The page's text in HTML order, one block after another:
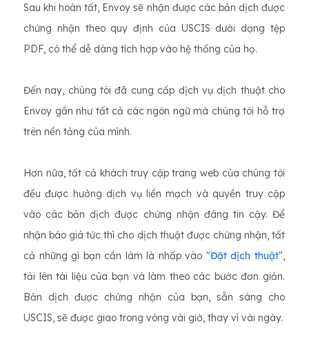
Sau khi hoàn tất, Envoy sẽ nhận được các bản dịch được
chứng nhận theo quy định của USCIS dưới dạng tệp
PDF, có thể dễ dàng tích hợp vào hệ thống của họ.
Đến nay, chúng tôi đã cung cấp dịch vụ dịch thuật cho
Envoy gần như tất cả các ngôn ngữ mà chúng tôi hỗ trợ
trên nền tảng của mình.
Hơn nữa, tất cả khách truy cập trang web của chúng tôi
đều được hưởng dịch vụ liền mạch và quyền truy cập
vào các bản dịch được chứng nhận đáng tin cậy. Để
nhận báo giá tức thì cho dịch thuật được chứng nhận, tất
cả những gì bạn cần làm là nhấp vào "Đặt dịch thuật",
tải lên tài liệu của bạn và làm theo các bước đơn giản.
Bản dịch được chứng nhận của bạn, sẵn sàng cho
USCIS, sẽ được giao trong vòng vài giờ, thay vì vài ngày.